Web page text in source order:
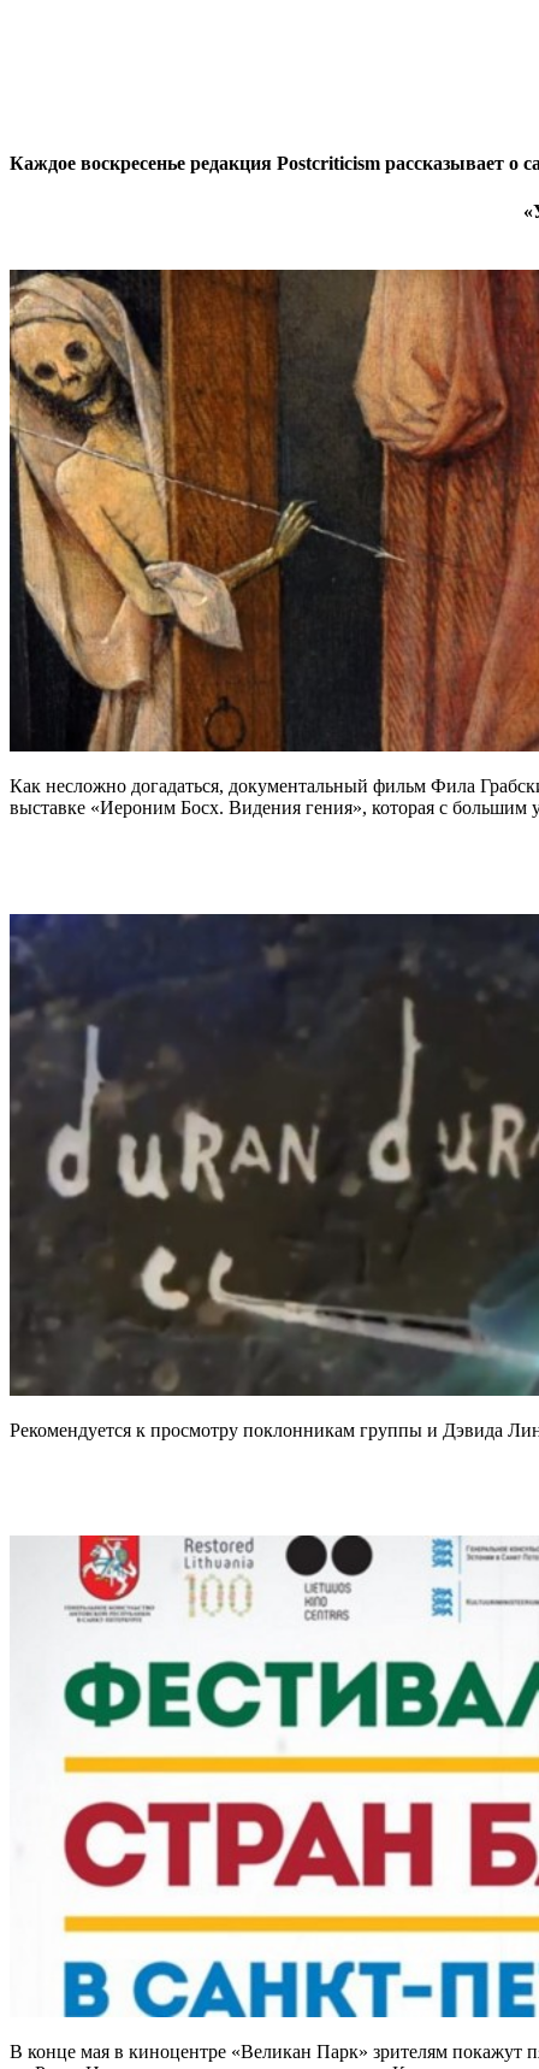
Каждое воскресенье редакция Postcriticism рассказывает
Как несложно догадаться, документальный фильм Фила
выставке «Иероним Босх. Видения гения», которая с большим
Рекомендуется к просмотру поклонникам группы и Дэвида
В конце мая в киноцентре «Великан Парк» зрителям покажут